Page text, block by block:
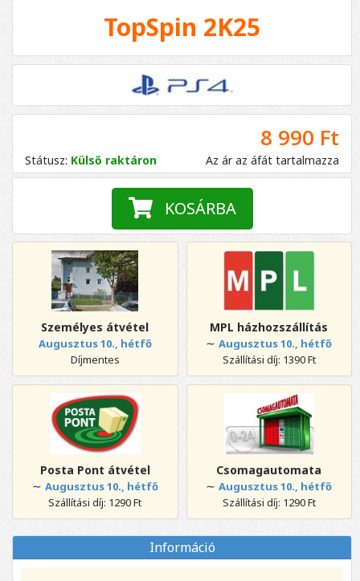
TopSpin 2K25
Státusz: Külső raktáron
8 990 Ft
Az ár az áfát tartalmazza
KOSÁRBA
Személyes átvétel
Augusztus 10., hétfő
Díjmentes
MPL házhozszállítás
∼Augusztus 10., hétfő
Szállítási díj: 1390 Ft
Posta Pont átvétel
∼ Augusztus 10., hétfő
Szállítási díj: 1290 Ft
Csomagautomata
∼Augusztus 10., hétfő
Szállítási díj: 1290 Ft
Információ